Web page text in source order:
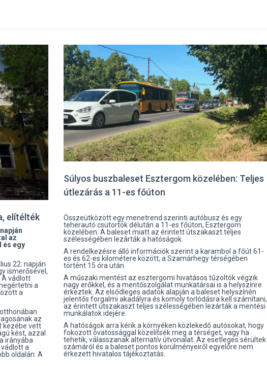
elítélték
az
és egy
22. napján
ismerősével,
A vádlott
a
a
az
kezébe vett
kést, azzal
irányába
a
oldalán. A
Súlyos buszbaleset Esztergom közelében: Teljes
útlezárás a 11-es főúton
Összeütközött egy menetrend szerinti autóbusz és egy
teherautó csütörtök délután a 11-es főúton, Esztergom
közelében. A baleset miatt az érintett útszakaszt teljes
szélességében lezárták a hatóságok.
A rendelkezésre álló információk szerint a karambol a főút 61-
es és 62-es kilométere között, a Szamárhegy térségében
történt 15 óra után.
A műszaki mentést az esztergomi hivatásos tűzoltók végzik
nagy erőkkel, és a mentőszolgálat munkatársai is a helyszínre
érkeztek. Az elsődleges adatok alapján a baleset helyszínén
jelentős forgalmi akadályra és komoly torlódásra kell számítani,
az érintett útszakaszt teljes szélességében lezárták a mentési
munkálatok idejére.
A hatóságok arra kérik a környéken közlekedő autósokat, hogy
fokozott óvatossággal közelítsék meg a térséget, vagy ha
tehetik, válasszanak alternatív útvonalat. Az esetleges sérültek
számáról és a baleset pontos körülményeiről egyelőre nem
érkezett hivatalos tájékoztatás.